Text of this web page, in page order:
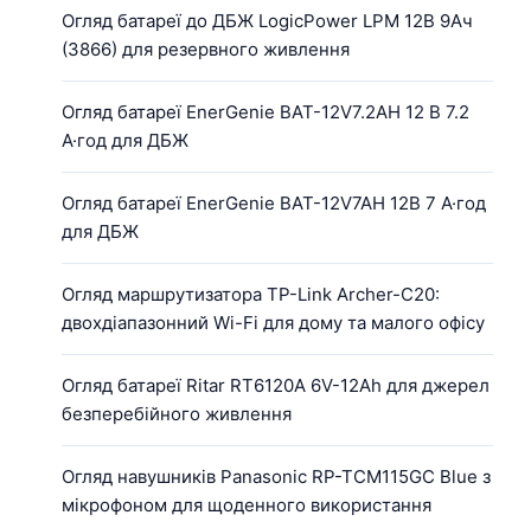
Огляд батареї до ДБЖ LogicPower LPM 12В 9Ач
(3866) для резервного живлення
Огляд батареї EnerGenie BAT-12V7.2AH 12 В 7.2
А·год для ДБЖ
Огляд батареї EnerGenie BAT-12V7AH 12В 7 А·год
для ДБЖ
Огляд маршрутизатора TP-Link Archer-C20:
двохдіапазонний Wi-Fi для дому та малого офісу
Огляд батареї Ritar RT6120A 6V-12Ah для джерел
безперебійного живлення
Огляд навушників Panasonic RP-TCM115GC Blue з
мікрофоном для щоденного використання